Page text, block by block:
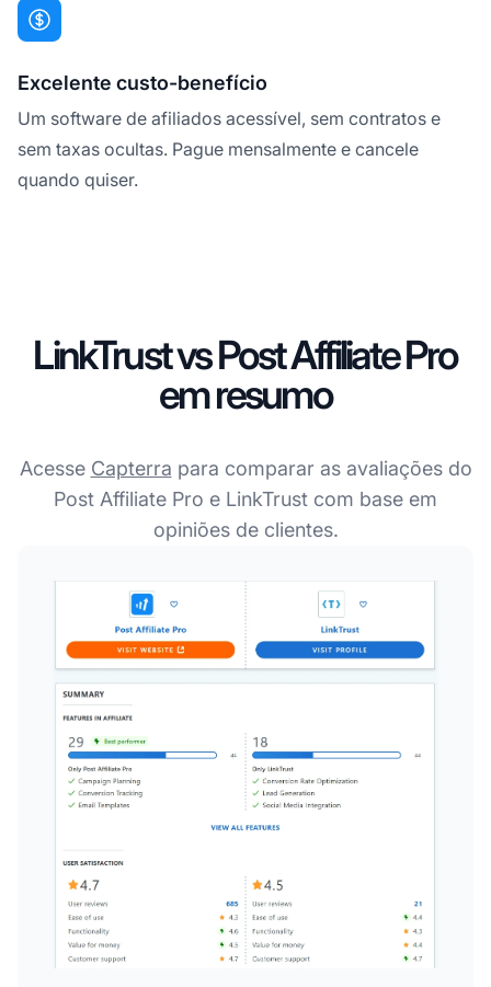
Excelente custo-benefício
Um software de afiliados acessível, sem contratos e
sem taxas ocultas. Pague mensalmente e cancele
quando quiser.
LinkTrust vs Post Affiliate Pro
em resumo
Acesse Capterra para comparar as avaliações do
Post Affiliate Pro e LinkTrust com base em
opiniões de clientes.